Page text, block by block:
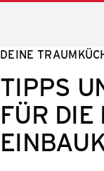
DEINE
TIPPS
FÜR DIE